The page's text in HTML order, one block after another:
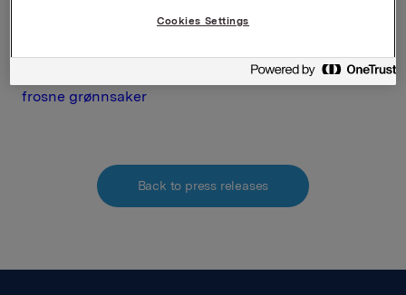
Orkla kjøper Tsjekkias ledende produsent av
frosne grønnsaker
Back to press releases
Cookies Settings